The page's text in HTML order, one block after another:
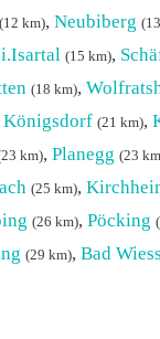
(12 km), Neubiberg
(15 km),
(18 km),
Königsdorf (21 km),
km), Planegg (23
(25 km),
(26 km), Pöcking
(29 km), Bad